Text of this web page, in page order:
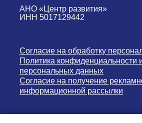
АНО «Центр развития»
ИНН 5017129442
Согласие на обработку
Политика конфиденциальности
персональных данных
Согласие на получение
информационной рассылки